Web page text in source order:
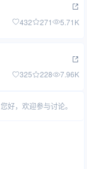
432 271 5.71K
325 228 7.96K
您好，欢迎参与讨论。